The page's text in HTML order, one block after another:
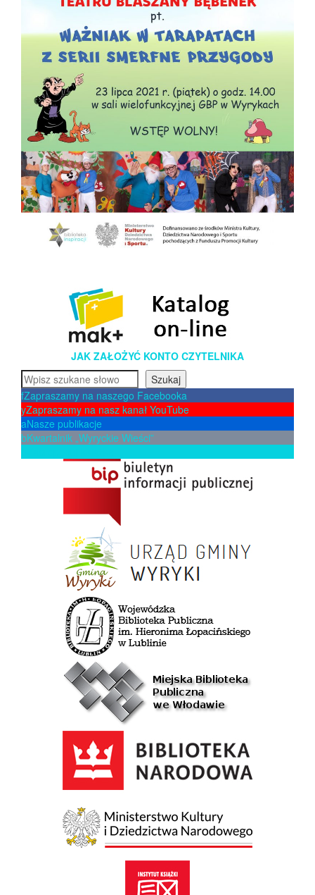
JAK ZAŁOŻYĆ KONTO CZYTELNIKA
Szukaj
Szukaj
fZapraszamy na naszego Facebooka
yZapraszamy na nasz kanał YouTube
aNasze publikacje
bKwartalnik „Wyryckie Wieści”